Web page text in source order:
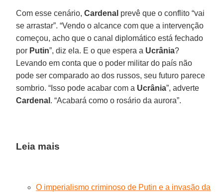
Com esse cenário,Cardenal prevê que o conflito “vai
se arrastar”. “Vendo o alcance com que a intervenção
começou, acho que o canal diplomático está fechado
por Putin”, diz ela. E o que espera a Ucrânia?
Levando em conta que o poder militar do país não
pode ser comparado ao dos russos, seu futuro parece
sombrio. “Isso pode acabar com a Ucrânia”, adverte
Cardenal . “Acabará como o rosário da aurora”.
Leia mais
O imperialismo criminoso de Putin e a invasão da